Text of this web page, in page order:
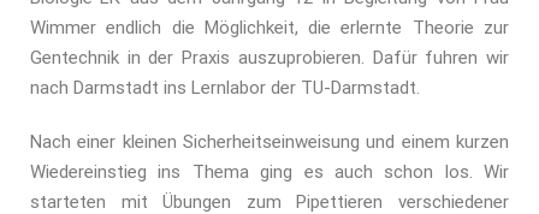
Wimmer endlich die Möglichkeit, die erlernte Theorie zur
Gentechnik in der Praxis auszuprobieren. Dafür fuhren wir
nach Darmstadt ins Lernlabor der TU-Darmstadt.
Nach einer kleinen Sicherheitseinweisung und einem kurzen
Wiedereinstieg ins Thema ging es auch schon los. Wir
starteten mit Übungen zum Pipettieren verschiedener